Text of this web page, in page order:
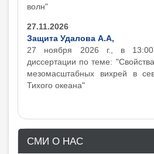
волн"
27.11.2026
Защита Удалова А.А,
27 ноября 2026 г., в 13:00
диcсертации по теме:
мезомасштабных вихрей в
Тихого океана"
СМИ О НАС